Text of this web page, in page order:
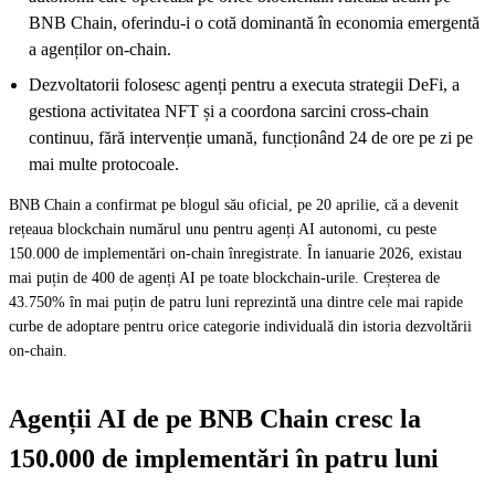
BNB Chain, oferindu-i o cotă dominantă în economia emergentă
a agenților on-chain.
Dezvoltatorii folosesc agenți pentru a executa strategii DeFi, a
gestiona activitatea NFT și a coordona sarcini cross-chain
continuu, fără intervenție umană, funcționând 24 de ore pe zi pe
mai multe protocoale.
BNB Chain a confirmat pe blogul său oficial, pe 20 aprilie, că a devenit
rețeaua blockchain numărul unu pentru agenți AI autonomi, cu peste
150.000 de implementări on-chain înregistrate. În ianuarie 2026, existau
mai puțin de 400 de agenți AI pe toate blockchain-urile. Creșterea de
43.750% în mai puțin de patru luni reprezintă una dintre cele mai rapide
curbe de adoptare pentru orice categorie individuală din istoria dezvoltării
on-chain.
Agenții AI de pe BNB Chain cresc la
150.000 de implementări în patru luni